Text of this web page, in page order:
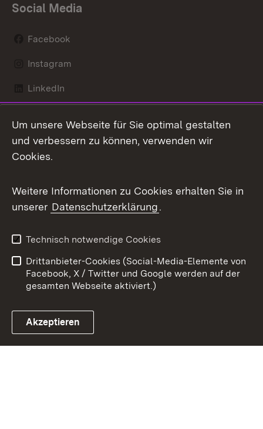
Social Media
Facebook
Instagram
LinkedIn
X / Twitter
Youtube
Link zum Landesportal
Kontakt
Datenschutz
Barrierefreiheit
Impressum
Cookies
Um unsere Webseite für Sie optimal gestalten
und verbessern zu können, verwenden wir
Cookies.
Weitere Informationen zu Cookies erhalten Sie in
unserer Datenschutzerklärung.
Technisch notwendige Cookies
Drittanbieter-Cookies (Social-Media-Elemente von
Facebook, X / Twitter und Google werden auf der
gesamten Webseite aktiviert.)
Akzeptieren